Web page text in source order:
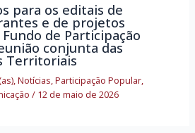
para os editais de
e de projetos
de Participação
conjunta das
Territoriais
,Notícias,Participação Popular,
/ 12 de maio de 2026